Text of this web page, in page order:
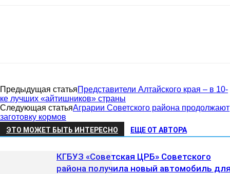
Предыдущая статьяПредставители Алтайского края – в 10-
ке лучших «айтишников» страны
Следующая статьяАграрии Советского района продолжают
заготовку кормов
ЭТО МОЖЕТ БЫТЬ ИНТЕРЕСНО ЕЩЕ ОТ АВТОРА
КГБУЗ «Советская ЦРБ» Советского
района получила новый автомобиль